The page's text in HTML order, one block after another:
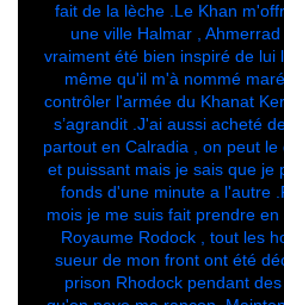
fait de la lèche .Le Khan
une ville Halmar ,
vraiment été bien inspiré de lui
même qu'il m'à nommé
contrôler l'armée du Khanat
s’agrandit .J'ai aussi acheté
partout en Calradia , on peut
et puissant mais je sais que je
fonds d'une minute a l'autre
mois je me suis fait prendre
Royaume Rodock , tout les
sueur de mon front ont été
prison Rhodock pendant